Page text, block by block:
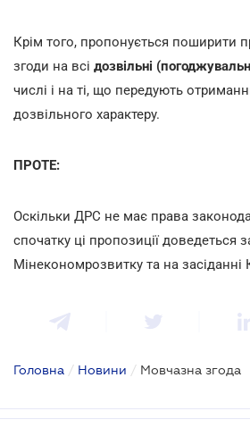
Крім того, пропонується поширити
згоди на всі дозвільні
числі і на ті, що передують
дозвільного характеру.
ПРОТЕ:
Оскільки ДРС не має права
спочатку ці пропозиції доведеться
Мінекономрозвитку та на засіданні
Головна / Новини / Мовчазна згода